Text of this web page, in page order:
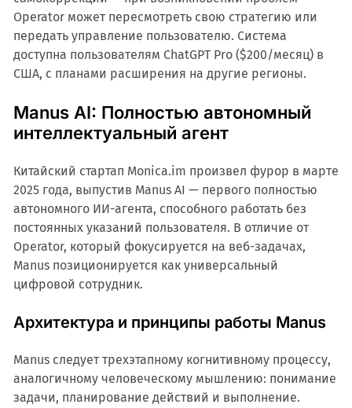
Operator может пересмотреть свою стратегию или
передать управление пользователю. Система
доступна пользователям ChatGPT Pro ($200/месяц) в
США, с планами расширения на другие регионы.
Manus AI: Полностью автономный
интеллектуальный агент
Китайский стартап Monica.im произвел фурор в марте
2025 года, выпустив Manus AI — первого полностью
автономного ИИ-агента, способного работать без
постоянных указаний пользователя. В отличие от
Operator, который фокусируется на веб-задачах,
Manus позиционируется как универсальный
цифровой сотрудник.
Архитектура и принципы работы Manus
Manus следует трехэтапному когнитивному процессу,
аналогичному человеческому мышлению: понимание
задачи, планирование действий и выполнение.